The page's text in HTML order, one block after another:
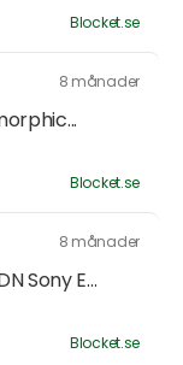
Blocket.se
8 månader
Blocket.se
8 månader
Sony E...
Blocket.se